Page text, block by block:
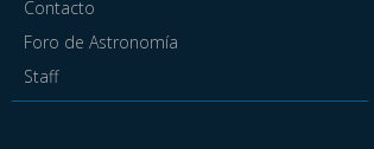
Contacto
Foro de Astronomía
Staff